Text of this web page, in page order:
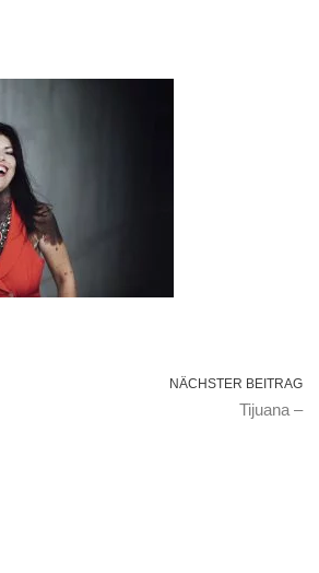
NÄCHSTER BEITRAG
Tijuana –